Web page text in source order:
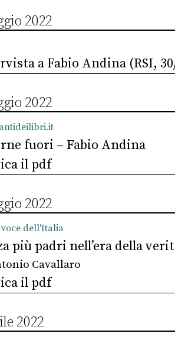
2022
a Fabio Andina (RSI,
2022
fuori – Fabio Andina
il pdf
2022
dell'Italia
più padri nell’era della
Cavallaro
il pdf
2022